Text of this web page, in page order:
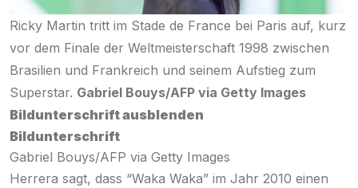
Ricky Martin tritt im Stade de France bei Paris auf, kurz
vor dem Finale der Weltmeisterschaft 1998 zwischen
Brasilien und Frankreich und seinem Aufstieg zum
Superstar. Gabriel Bouys/AFP via Getty Images
Bildunterschrift ausblenden
Bildunterschrift
Gabriel Bouys/AFP via Getty Images
Herrera sagt, dass “Waka Waka” im Jahr 2010 einen